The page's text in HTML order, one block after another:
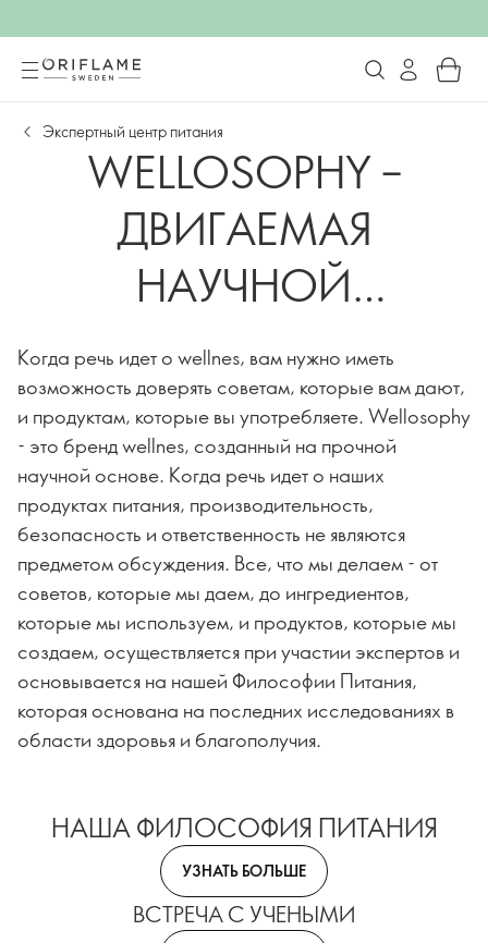
Экспертный центр питания
WELLOSOPHY –
ДВИГАЕМАЯ
НАУЧНОЙ
ЭКСПЕРТИЗОЙ
Когда речь идет о wellnes, вам нужно иметь
возможность доверять советам, которые вам дают,
и продуктам, которые вы употребляете. Wellosophy
- это бренд wellnes, созданный на прочной
научной основе. Когда речь идет о наших
продуктах питания, производительность,
безопасность и ответственность не являются
предметом обсуждения. Все, что мы делаем - от
советов, которые мы даем, до ингредиентов,
которые мы используем, и продуктов, которые мы
создаем, осуществляется при участии экспертов и
основывается на нашей Философии Питания,
которая основана на последних исследованиях в
области здоровья и благополучия.
НАША ФИЛОСОФИЯ ПИТАНИЯ
УЗНАТЬ БОЛЬШЕ
ВСТРЕЧА С УЧЕНЫМИ